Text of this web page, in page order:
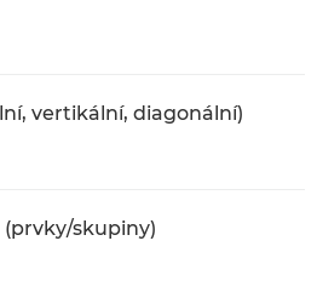
vertikální, diagonální)
skupiny)